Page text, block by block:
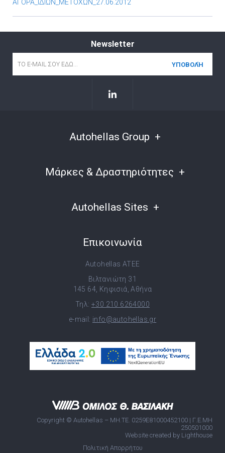
ΑΓΟΡΑ_ΙΔΙΩΝ_ΜΕΤΟΧΩΝ_27.06.2012
Newsletter
Autohellas Group
Μάρκες & Δραστηριότητες
Autohellas Sites
Επικοινωνία
Autohellas ATEE
Βιλτανιώτη 31
145 64, Κηφισιά, Αθήνα
Τηλ: +30 210 6264000
e-mail: info@autohellas.gr
Copyright © Autohellas – ΜΗ.ΤΕ. 0259E81000452100 | Γ.Ε.ΜΗ
250501000
Website created by Lighthouse
Πολιτική Απορρήτου